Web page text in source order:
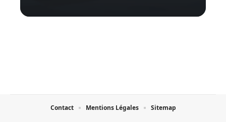
Contact Mentions Légales Sitemap